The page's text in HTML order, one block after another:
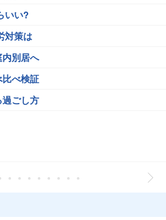
いい?
対策は
別居へ
べ検証
ごし方